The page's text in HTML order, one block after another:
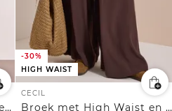
7/8 broek met wijde pijpen in Loose Fit
-30%
HIGH WAIST
CECIL
Broek met High Waist en Wide Leg pijpen in een Loose Fit pasvorm